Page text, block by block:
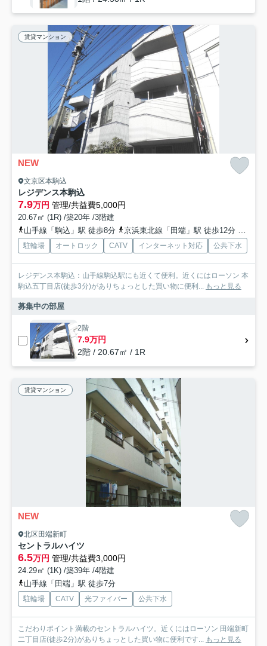
賃貸マンション
NEW
文京区本駒込
レジデンス本駒込
7.9万円 管理/共益費5,000円
20.67㎡ (1R) /築20年 /3階建
山手線「駒込」駅 徒歩8分
京浜東北線「田端」駅 徒歩12分 山手
駐輪場 オートロック CATV インターネット対応 公共下水
レジデンス本駒込：山手線駒込駅にも近くて便利。近くにはローソン 本
駒込五丁目店(徒歩3分)がありちょっとした買い物に便利... もっと見る
募集中の部屋
2階
7.9万円
2階 / 20.67㎡ / 1R
賃貸マンション
NEW
北区田端新町
セントラルハイツ
6.5万円 管理/共益費3,000円
24.29㎡ (1K) /築39年 /4階建
山手線「田端」駅 徒歩7分
駐輪場 CATV 光ファイバー 公共下水
こだわりポイント満載のセントラルハイツ。近くにはローソン 田端新町
二丁目店(徒歩2分)がありちょっとした買い物に便利です... もっと見る